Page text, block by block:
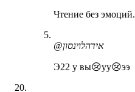
Чтение без эмоций.
@אידהלוינסון
Э22 у вы😢уу😢ээ